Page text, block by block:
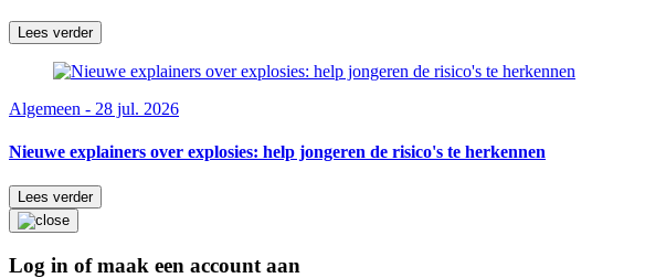
Lees verder
Algemeen - 28 jul. 2026
Nieuwe explainers over explosies: help jongeren de risico's te herkennen
Lees verder
Log in of maak een account aan